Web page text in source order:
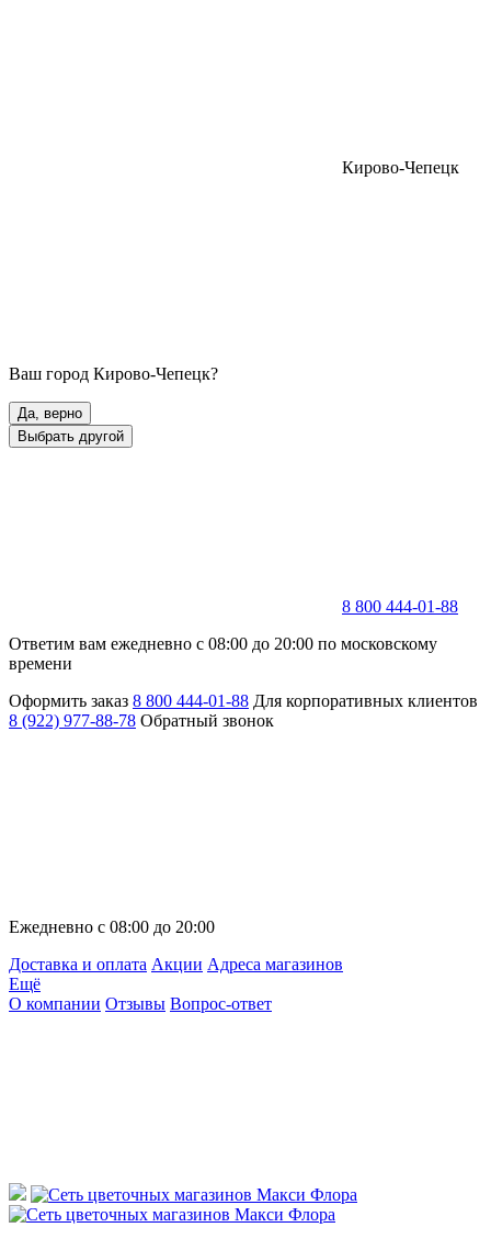
Кирово-Чепецк
Ваш город Кирово-Чепецк?
Да, верно
Выбрать другой
8 800 444-01-88
Ответим вам ежедневно с 08:00 до 20:00 по московскому
времени
Оформить заказ 8 800 444-01-88 Для корпоративных клиентов
8 (922) 977-88-78 Обратный звонок
Ежедневно с 08:00 до 20:00
Доставка и оплата Акции Адреса магазинов
Ещё
О компании Отзывы Вопрос-ответ